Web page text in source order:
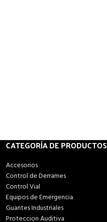
CATEGORÍA DE PRODUCTOS
Accesorios
Control de Derrames
Control Vial
Equipos de Emergencia
Guantes Industriales
Proteccion Auditiva